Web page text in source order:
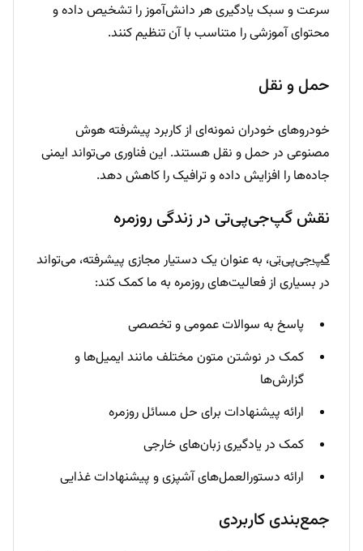
سرعت و سبک یادگیری هر دانش‌آموز را تشخیص داده و
محتوای آموزشی را متناسب با آن تنظیم کنند.
حمل و نقل
خودروهای خودران نمونه‌ای از کاربرد پیشرفته هوش
مصنوعی در حمل و نقل هستند. این فناوری می‌تواند ایمنی
جاده‌ها را افزایش داده و ترافیک را کاهش دهد.
نقش گپ‌جی‌پی‌تی در زندگی روزمره
گپ‌جی‌پی‌تی، به عنوان یک دستیار مجازی پیشرفته، می‌تواند
در بسیاری از فعالیت‌های روزمره به ما کمک کند:
پاسخ به سوالات عمومی و تخصصی
کمک در نوشتن متون مختلف مانند ایمیل‌ها و
گزارش‌ها
ارائه پیشنهادات برای حل مسائل روزمره
کمک در یادگیری زبان‌های خارجی
ارائه دستورالعمل‌های آشپزی و پیشنهادات غذایی
جمع‌بندی کاربردی